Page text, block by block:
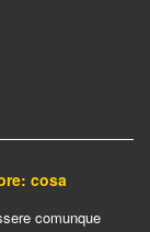
cosa
comunque